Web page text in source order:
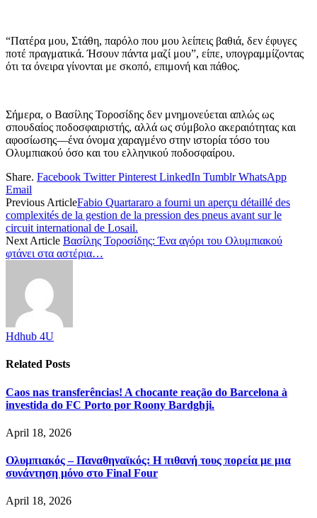
“Πατέρα μου, Στάθη, παρόλο που μου λείπεις βαθιά, δεν έφυγες
ποτέ πραγματικά. Ήσουν πάντα μαζί μου”, είπε, υπογραμμίζοντας
ότι τα όνειρα γίνονται με σκοπό, επιμονή και πάθος.
Σήμερα, ο Βασίλης Τοροσίδης δεν μνημονεύεται απλώς ως
σπουδαίος ποδοσφαιριστής, αλλά ως σύμβολο ακεραιότητας και
αφοσίωσης—ένα όνομα χαραγμένο στην ιστορία τόσο του
Ολυμπιακού όσο και του ελληνικού ποδοσφαίρου.
Share. Facebook Twitter Pinterest LinkedIn Tumblr WhatsApp
Email
Previous ArticleFabio Quartararo a fourni un aperçu détaillé des
complexités de la gestion de la pression des pneus avant sur le
circuit international de Losail.
Next Article Βασίλης Τοροσίδης: Ένα αγόρι του Ολυμπιακού
φτάνει στα αστέρια…
Hdhub 4U
Related Posts
Caos nas transferências! A chocante reação do Barcelona à
investida do FC Porto por Roony Bardghji.
April 18, 2026
Ολυμπιακός – Παναθηναϊκός: Η πιθανή τους πορεία με μια
συνάντηση μόνο στο Final Four
April 18, 2026